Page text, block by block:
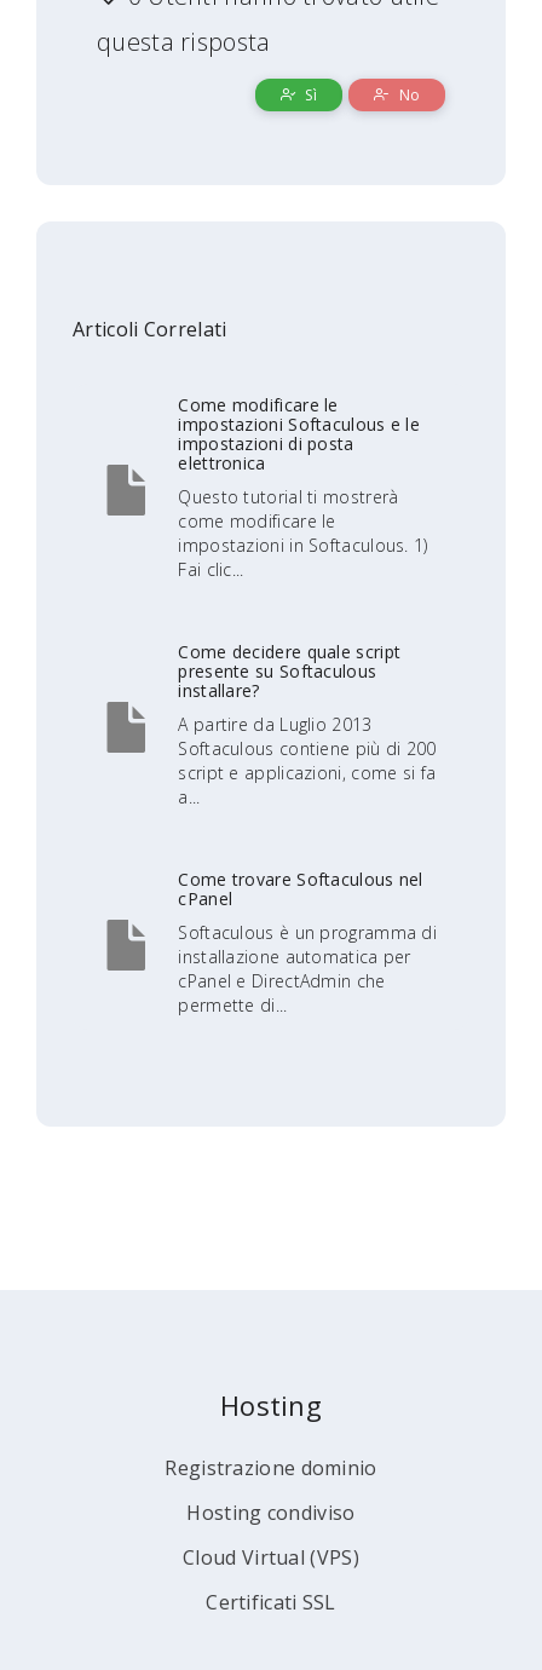
questa risposta
Sì No
Articoli Correlati
Come modificare le
impostazioni Softaculous e le
impostazioni di posta
elettronica
Questo tutorial ti mostrerà
come modificare le
impostazioni in Softaculous. 1)
Fai clic...
Come decidere quale script
presente su Softaculous
installare?
A partire da Luglio 2013
Softaculous contiene più di 200
script e applicazioni, come si fa
a...
Come trovare Softaculous nel
cPanel
Softaculous è un programma di
installazione automatica per
cPanel e DirectAdmin che
permette di...
Hosting
Registrazione dominio
Hosting condiviso
Cloud Virtual (VPS)
Certificati SSL